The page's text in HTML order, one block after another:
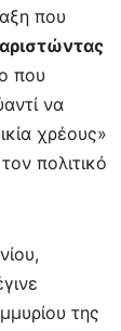
που
που
αντί να
χρέους»
πολιτικό
της